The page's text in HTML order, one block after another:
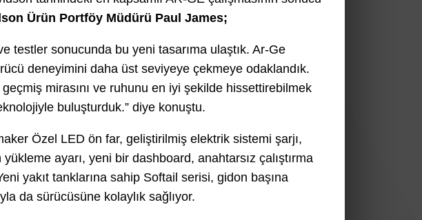
Ürün Portföy Müdürü Paul James;
testler sonucunda bu yeni tasarıma ulaştık. Ar-Ge
deneyimini daha üst seviyeye çekmeye odaklandık.
mirasını ve ruhunu en iyi şekilde hissettirebilmek
buluşturduk.” diye konuştu.
Özel LED ön far, geliştirilmiş elektrik sistemi şarjı,
ayarı, yeni bir dashboard, anahtarsız çalıştırma
yakıt tanklarına sahip Softail serisi, gidon başına
da sürücüsüne kolaylık sağlıyor.